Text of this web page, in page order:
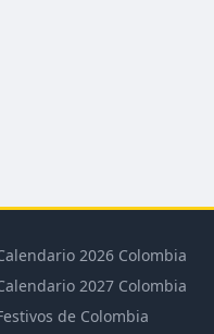
2026 Colombia
2027 Colombia
de Colombia